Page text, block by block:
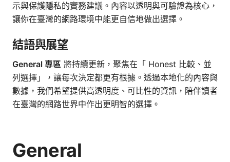
示與保護隱私的實務建議。內容以透明與可驗證為核心，
讓你在臺灣的網路環境中能更自信地做出選擇。
結語與展望
General 專區 將持續更新，聚焦在「 Honest 比較、並
列選擇」，讓每次決定都更有根據。透過本地化的內容與
數據，我們希望提供高透明度、可比性的資訊，陪伴讀者
在臺灣的網路世界中作出更明智的選擇。
General